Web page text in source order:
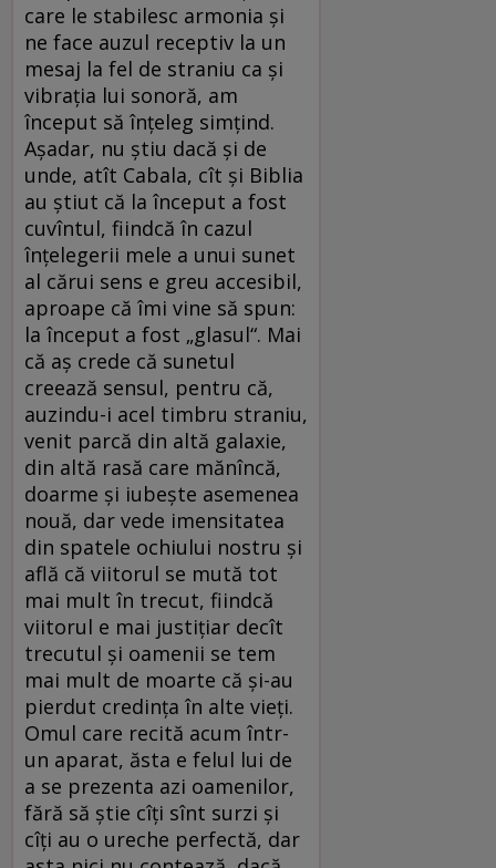
care le stabilesc armonia și
ne face auzul receptiv la un
mesaj la fel de straniu ca și
vibrația lui sonoră, am
început să înțeleg simțind.
Așadar, nu știu dacă și de
unde, atît Cabala, cît și Biblia
au știut că la început a fost
cuvîntul, fiindcă în cazul
înțelegerii mele a unui sunet
al cărui sens e greu accesibil,
aproape că îmi vine să spun:
la început a fost „glasul“. Mai
că aș crede că sunetul
creează sensul, pentru că,
auzindu-i acel timbru straniu,
venit parcă din altă galaxie,
din altă rasă care mănîncă,
doarme și iubește asemenea
nouă, dar vede imensitatea
din spatele ochiului nostru și
află că viitorul se mută tot
mai mult în trecut, fiindcă
viitorul e mai justițiar decît
trecutul și oamenii se tem
mai mult de moarte că și-au
pierdut credința în alte vieți.
Omul care recită acum într-
un aparat, ăsta e felul lui de
a se prezenta azi oamenilor,
fără să știe cîți sînt surzi și
cîți au o ureche perfectă, dar